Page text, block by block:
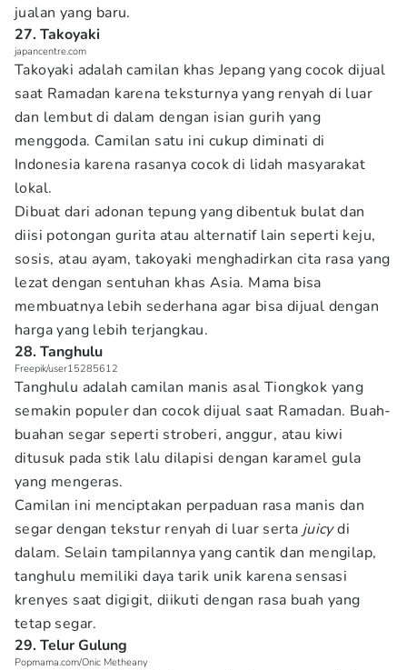
jualan yang baru.
27. Takoyaki
japancentre.com
Takoyaki adalah camilan khas Jepang yang cocok dijual
saat Ramadan karena teksturnya yang renyah di luar
dan lembut di dalam dengan isian gurih yang
menggoda. Camilan satu ini cukup diminati di
Indonesia karena rasanya cocok di lidah masyarakat
lokal.
Dibuat dari adonan tepung yang dibentuk bulat dan
diisi potongan gurita atau alternatif lain seperti keju,
sosis, atau ayam, takoyaki menghadirkan cita rasa yang
lezat dengan sentuhan khas Asia. Mama bisa
membuatnya lebih sederhana agar bisa dijual dengan
harga yang lebih terjangkau.
28. Tanghulu
Freepik/user15285612
Tanghulu adalah camilan manis asal Tiongkok yang
semakin populer dan cocok dijual saat Ramadan. Buah-
buahan segar seperti stroberi, anggur, atau kiwi
ditusuk pada stik lalu dilapisi dengan karamel gula
yang mengeras.
Camilan ini menciptakan perpaduan rasa manis dan
segar dengan tekstur renyah di luar serta juicydi
dalam. Selain tampilannya yang cantik dan mengilap,
tanghulu memiliki daya tarik unik karena sensasi
krenyes saat digigit, diikuti dengan rasa buah yang
tetap segar.
29. Telur Gulung
Popmama.com/Onic Metheany